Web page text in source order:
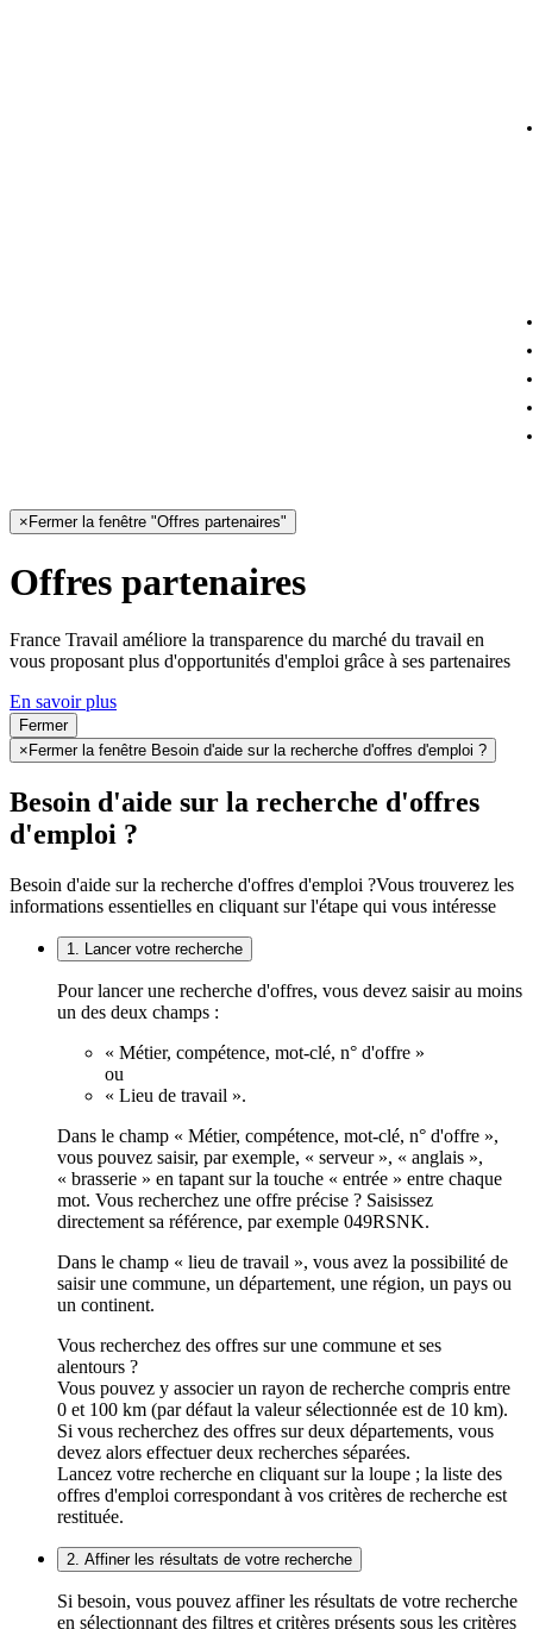
× Fermer la fenêtre "Offres partenaires"
Offres partenaires
France Travail améliore la transparence du marché du travail en
vous proposant plus d'opportunités d'emploi grâce à ses partenaires
En savoir plus
Fermer
× Fermer la fenêtre Besoin d'aide sur la recherche d'offres d'emploi ?
Besoin d'aide sur la recherche d'offres
d'emploi ?
Besoin d'aide sur la recherche d'offres d'emploi ?Vous trouverez les
informations essentielles en cliquant sur l'étape qui vous intéresse
1. Lancer votre recherche
Pour lancer une recherche d'offres, vous devez saisir au moins
un des deux champs :
« Métier, compétence, mot-clé, n° d'offre »
ou
« Lieu de travail ».
Dans le champ « Métier, compétence, mot-clé, n° d'offre »,
vous pouvez saisir, par exemple, « serveur », « anglais »,
« brasserie » en tapant sur la touche « entrée » entre chaque
mot. Vous recherchez une offre précise ? Saisissez
directement sa référence, par exemple 049RSNK.
Dans le champ « lieu de travail », vous avez la possibilité de
saisir une commune, un département, une région, un pays ou
un continent.
Vous recherchez des offres sur une commune et ses
alentours ?
Vous pouvez y associer un rayon de recherche compris entre
0 et 100 km (par défaut la valeur sélectionnée est de 10 km).
Si vous recherchez des offres sur deux départements, vous
devez alors effectuer deux recherches séparées.
Lancez votre recherche en cliquant sur la loupe ; la liste des
offres d'emploi correspondant à vos critères de recherche est
restituée.
2. Affiner les résultats de votre recherche
Si besoin, vous pouvez affiner les résultats de votre recherche
en sélectionnant des filtres et critères présents sous les critères